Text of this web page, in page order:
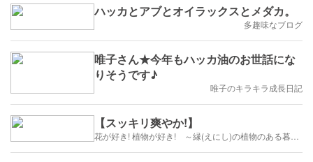
ハッカとアブとオイラックスとメダカ。
多趣味なブログ
唯子さん★今年もハッカ油のお世話にな
りそうです♪
唯子のキラキラ成長日記
【スッキリ爽やか!】